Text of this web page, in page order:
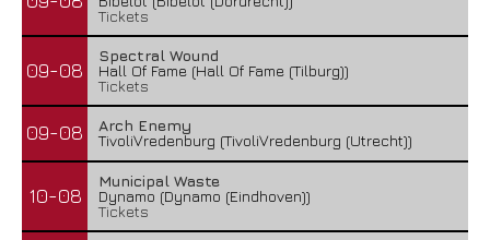
Tickets
09-08
Spectral Wound
Hall Of Fame (Hall Of Fame (Tilburg))
Tickets
09-08
Arch Enemy
TivoliVredenburg (TivoliVredenburg (Utrecht))
10-08
Municipal Waste
Dynamo (Dynamo (Eindhoven))
Tickets